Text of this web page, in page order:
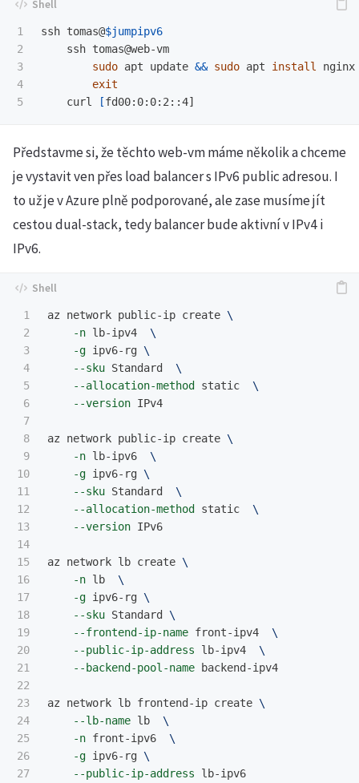
1
2
3
4
ssh tomas@$jumpipv6
    ssh tomas@web-vm
sudo apt update && sudo apt install
exit
curl
[
Představme si, že těchto web-vm máme několik a chceme
je vystavit ven přes load balancer s IPv6 public adresou. I
to už je v Azure plně podporované, ale zase musíme jít
cestou dual-stack, tedy balancer bude aktivní v IPv4 i
IPv6.
1
2
3
4
5
6
7
8
9
10
11
12
13
14
15
16
17
18
19
20
21
22
23
24
25
26
27
az network public-ip create \
-n lb-ipv4 \
-g ipv6-rg \
--sku Standard \
--allocation-method
static \
--version IPv4
az network public-ip create \
-n lb-ipv6 \
-g ipv6-rg \
--sku Standard \
--allocation-method
static \
--version IPv6
az network lb create \
-n lb \
-g ipv6-rg \
--sku Standard \
--frontend-ip-name front-ipv4 \
--public-ip-address lb-ipv4 \
--backend-pool-name backend-ipv4
az network lb frontend-ip create \
--lb-name lb \
-n front-ipv6 \
-g ipv6-rg \
--public-ip-address lb-ipv6